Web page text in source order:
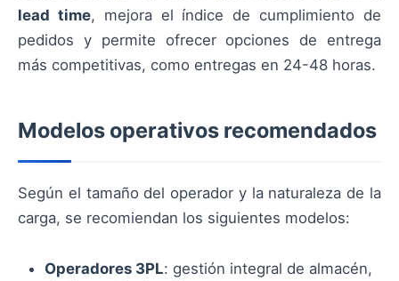
lead time, mejora el índice de cumplimiento de
pedidos y permite ofrecer opciones de entrega
más competitivas, como entregas en 24-48 horas.
Modelos operativos recomendados
Según el tamaño del operador y la naturaleza de la
carga, se recomiendan los siguientes modelos:
Operadores 3PL: gestión integral de almacén,